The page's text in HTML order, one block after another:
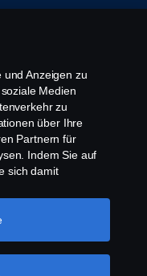
Anzeigen zu
Medien
zu
über Ihre
Partnern für
Indem Sie auf
sich damit
Sie können Ihre
die "Cookie-